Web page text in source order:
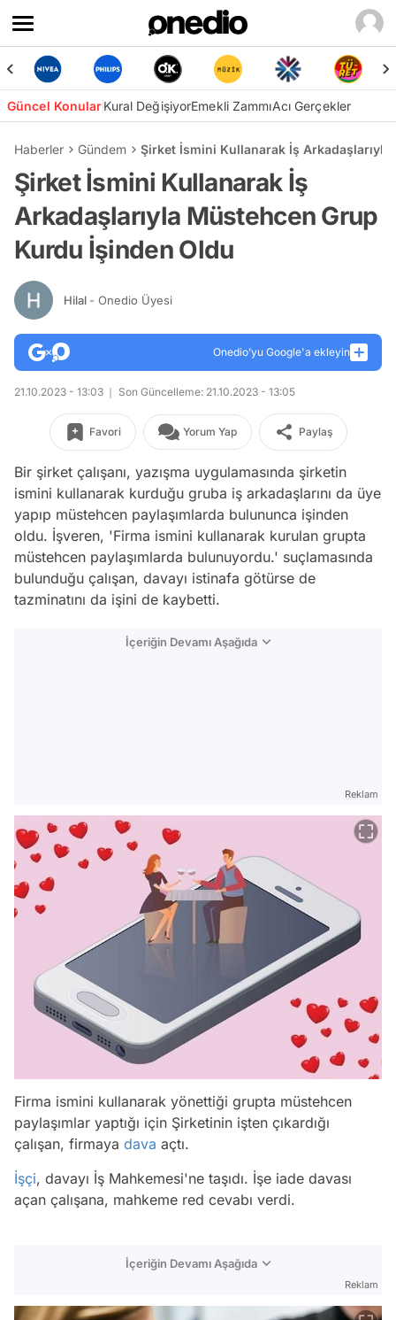
Güncel KonularKural DeğişiyorEmekli ZammıAcı Gerçekler
Haberler Gündem Şirket İsmini Kullanarak İş
Şirket İsmini Kullanarak İş
Arkadaşlarıyla Müstehcen Grup
Kurdu İşinden Oldu
Hilal - Onedio Üyesi
Onedio’yu Google'a ekleyin
21.10.2023 - 13:03 Son Güncelleme: 21.10.2023 - 13:05
Favori Yorum Yap Paylaş
Bir şirket çalışanı, yazışma uygulamasında şirketin
ismini kullanarak kurduğu gruba iş arkadaşlarını da üye
yapıp müstehcen paylaşımlarda bulununca işinden
oldu. İşveren, 'Firma ismini kullanarak kurulan grupta
müstehcen paylaşımlarda bulunuyordu.' suçlamasında
bulunduğu çalışan, davayı istinafa götürse de
tazminatını da işini de kaybetti.
İçeriğin Devamı Aşağıda
Reklam
Firma ismini kullanarak yönettiği grupta müstehcen
paylaşımlar yaptığı için Şirketinin işten çıkardığı
çalışan, firmaya dava açtı.
İşçi, davayı İş Mahkemesi'ne taşıdı. İşe iade davası
açan çalışana, mahkeme red cevabı verdi.
İçeriğin Devamı Aşağıda
Reklam